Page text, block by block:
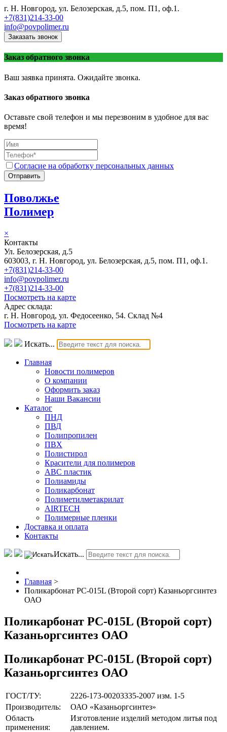
г. Н. Новгород, ул. Белозерская, д.5, пом. П1, оф.1.
+7(831)214-33-00
info@povpolimer.ru
Заказать звонок
Заказ обратного звонка
Ваш заявка принята. Ожидайте звонка.
Заказ обратного звонка
Оставьте свой телефон и мы перезвоним в удобное для вас
время!
Согласие на обработку персональных данных
Отправить
Поволжье
Полимер
×
Контакты
Ул. Белозерская, д.5
603003, г. Н. Новгород, ул. Белозерская, д.5, пом. П1, оф.1.
+7(831)214-33-00
info@povpolimer.ru
+7(831)214-33-00
Посмотреть на карте
Адрес склада:
г. Н. Новгород, ул. Федосеенко, 54. Склад №4
Посмотреть на карте
Искать...
Главная
Новости полимеров
О компании
Оформить заказ
Наши Вакансии
Каталог
ПНД
ПВД
Полипропилен
ПВХ
Полистирол
Красители для полимеров
АВС пластик
Полиамиды
Поликарбонат
Полиметилметакрилат
AIRTECH
Полимерные пленки
Доставка и оплата
Контакты
Искать...
Главная >
Поликарбонат РС-015L (Второй сорт) Казаньоргсинтез
ОАО
Поликарбонат РС-015L (Второй сорт)
Казаньоргсинтез ОАО
Поликарбонат РС-015L (Второй сорт)
Казаньоргсинтез ОАО
ГОСТ/ТУ:
2226-173-00203335-2007 изм. 1-5
Производитель:
ОАО «Казаньоргсинтез»
Область
применения:
Изготовление изделий методом литья под
давлением.